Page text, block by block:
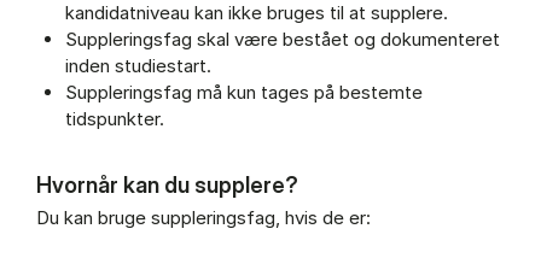
kandidatniveau kan ikke bruges til at supplere.
Suppleringsfag skal være bestået og dokumenteret
inden studiestart.
Suppleringsfag må kun tages på bestemte
tidspunkter.
Hvornår kan du supplere?
Du kan bruge suppleringsfag, hvis de er: